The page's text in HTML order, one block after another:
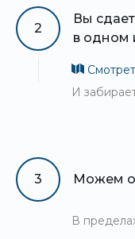
2
Вы
в одном
И
3 Можем
В